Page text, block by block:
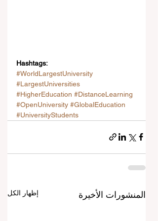
Hashtags:
#WorldLargestUniversity
#LargestUniversities
#HigherEducation #DistanceLearning
#OpenUniversity #GlobalEducation
#UniversityStudents
المنشورات الأخيرة إظهار الكل